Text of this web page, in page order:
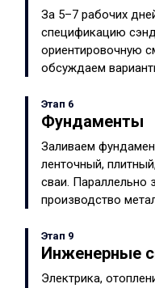
За 5–7 рабочих
спецификацию
ориентировочную
обсуждаем
Этап 6
Фундаменты
Заливаем
ленточный,
сваи. Параллельно
производство
Этап 9
Инженерные
Электрика,